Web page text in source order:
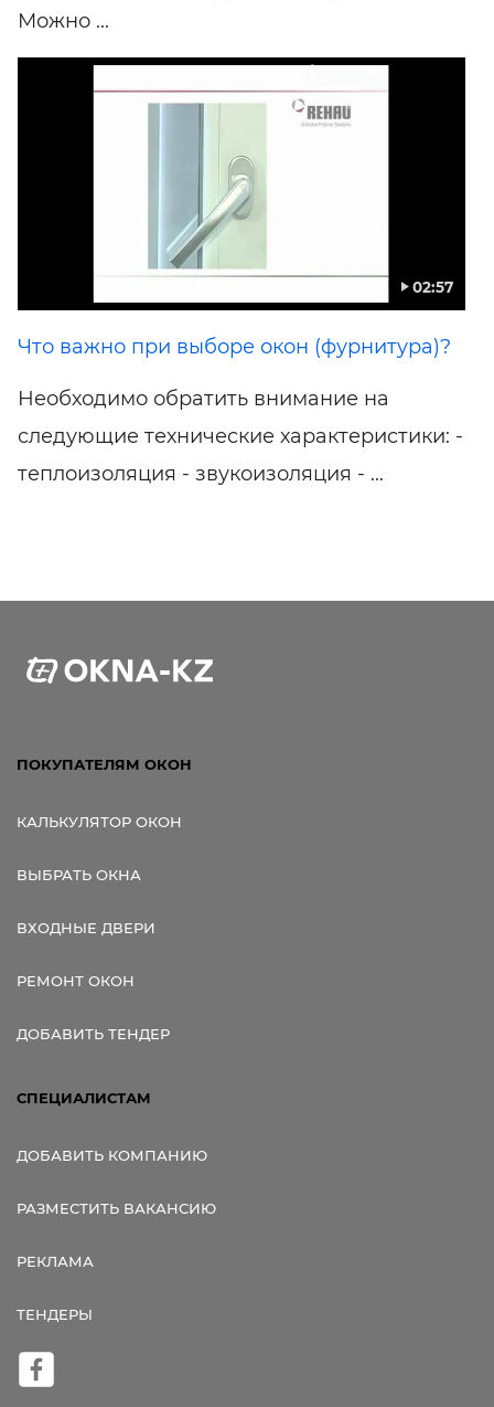
Можно ...
02:57
Что важно при выборе окон (фурнитура)?
Необходимо обратить внимание на
следующие технические характеристики: -
теплоизоляция - звукоизоляция - ...
ПОКУПАТЕЛЯМ ОКОН
КАЛЬКУЛЯТОР ОКОН
ВЫБРАТЬ ОКНА
ВХОДНЫЕ ДВЕРИ
РЕМОНТ ОКОН
ДОБАВИТЬ ТЕНДЕР
СПЕЦИАЛИСТАМ
ДОБАВИТЬ КОМПАНИЮ
РАЗМЕСТИТЬ ВАКАНСИЮ
РЕКЛАМА
ТЕНДЕРЫ